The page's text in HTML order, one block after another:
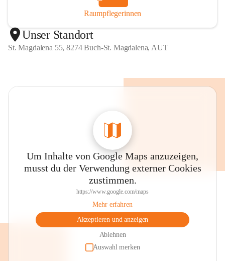
Raumpflegerinnen
Unser Standort
St. Magdalena 55, 8274 Buch-St. Magdalena, AUT
Um Inhalte von Google Maps anzuzeigen,
musst du der Verwendung externer Cookies
zustimmen.
https://www.google.com/maps
Mehr erfahren
Akzeptieren und anzeigen
Ablehnen
Auswahl merken